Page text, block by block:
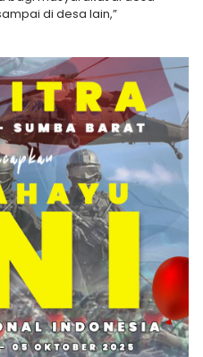
di desa lain,”